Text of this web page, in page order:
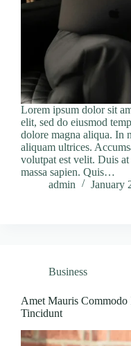
Lorem ipsum dolor sit
elit, sed do eiusmod
dolore magna aliqua. In
aliquam ultrices.
volutpat est velit. Duis
massa sapien. Quis…
admin
January
Business
Amet Mauris Commodo
Tincidunt